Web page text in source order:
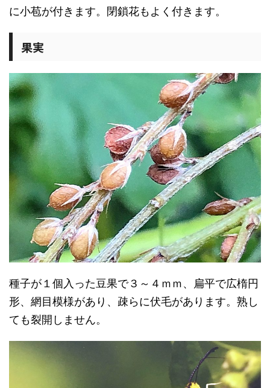
に小苞が付きます。閉鎖花もよく付きます。
果実
種子が１個入った豆果で３～４ｍｍ、扁平で広楕円
形、網目模様があり、疎らに伏毛があります。熟し
ても裂開しません。